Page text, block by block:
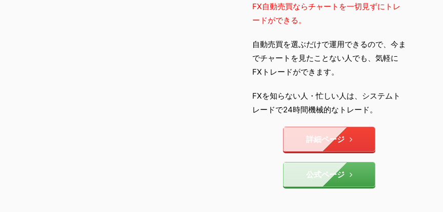
FX自動売買ならチャートを一切見ずにトレ
ードができる。
自動売買を選ぶだけで運用できるので、今ま
でチャートを見たことない人でも、気軽に
FXトレードができます。
FXを知らない人・忙しい人は、システムト
レードで24時間機械的なトレード。
詳細ページ
公式ページ